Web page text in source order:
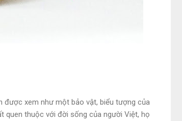
được xem như một bảo vật, biểu tượng của
quen thuộc với đời sống của người Việt, họ